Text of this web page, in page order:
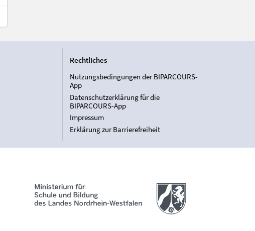
Rechtliches
Nutzungsbedingungen der BIPARCOURS-
App
Datenschutzerklärung für die
BIPARCOURS-App
Impressum
Erklärung zur Barrierefreiheit